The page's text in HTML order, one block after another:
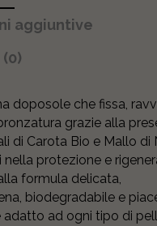
aggiuntive
doposole che fissa,
grazie alla
di Carota Bio e Mallo di
protezione e
formula delicata,
biodegradabile e
adatto ad ogni tipo di